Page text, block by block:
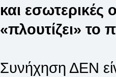
και εσωτερικές
«πλουτίζει» το
Συνήχηση ΔΕΝ